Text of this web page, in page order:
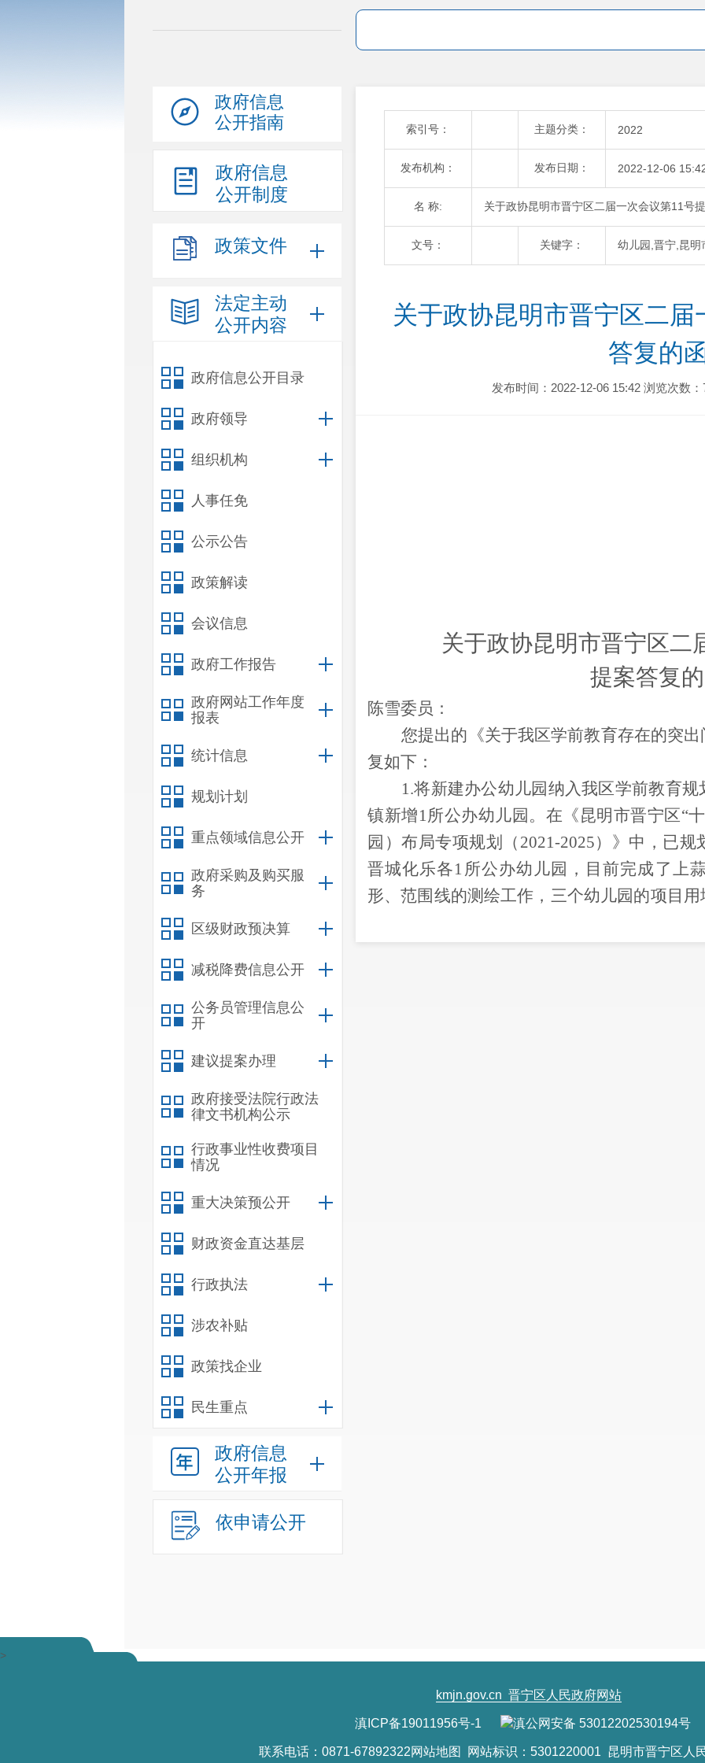
政府信息
公开指南
政府信息
公开制度
政策文件
法定主动
公开内容
政府信息公开目录
政府领导
组织机构
人事任免
公示公告
政策解读
会议信息
政府工作报告
政府网站工作年度
报表
统计信息
规划计划
重点领域信息公开
政府采购及购买服
务
区级财政预决算
减税降费信息公开
公务员管理信息公
开
建议提案办理
政府接受法院行政法
律文书机构公示
行政事业性收费项目
情况
重大决策预公开
财政资金直达基层
行政执法
涉农补贴
政策找企业
民生重点
政府信息
公开年报
依申请公开
索引号： 主题分类： 2022
发布机构： 发布日期： 2022-12-06
名 称: 关于政协昆明市晋宁区二届一次会议第11号
文号： 关键字： 幼儿园,晋宁,昆明
关于政协昆明市晋宁区二
答复的
发布时间：2022-12-06 15:42 浏览次数：
关于政协昆明市晋宁区二
提案答复
陈雪委员：
您提出的《关于我区学前教育存在的突
复如下 ：
1.将新建办公幼儿园纳入我区学前教育
镇新增1所公办幼儿园。在《昆明市晋宁区“
园）布局专项规划（2021-2025）》中，已规
晋城化乐各1所公办幼儿园，目前完成了上
形、范围线的测绘工作，三个幼儿园的项目
>
kmjn.gov.cn 晋宁区人民政府网站
滇ICP备19011956号-1 滇公网安备 53012202530194号
联系电话：0871-67892322网站地图 网站标识：5301220001 昆明市晋宁区人